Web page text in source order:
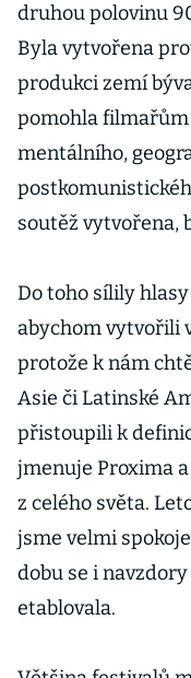
druhou polovinu
Byla vytvořena
produkci zemí
pomohla filmařům
mentálního,
soutěž vytvořena,
Do toho sílily
abychom vytvořili
protože k nám
Asie či Latinské
přistoupili k
jmenuje Proxima
z celého světa.
jsme velmi
dobu se i
etablovala.